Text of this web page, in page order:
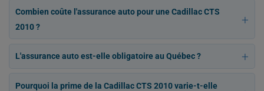
Combien coûte l'assurance auto pour une Cadillac CTS
2010 ?
L'assurance auto est-elle obligatoire au Québec ?
Pourquoi la prime de la Cadillac CTS 2010 varie-t-elle